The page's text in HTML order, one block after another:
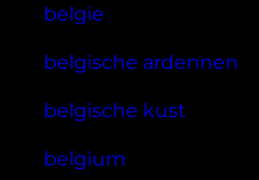
belgie
belgische ardennen
belgische kust
belgium